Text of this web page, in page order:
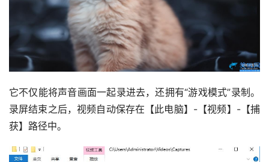
它不仅能将声音画面一起录进去，还拥有“游戏模式”录制。
录屏结束之后，视频自动保存在【此电脑】-【视频】-【捕
获】路径中。